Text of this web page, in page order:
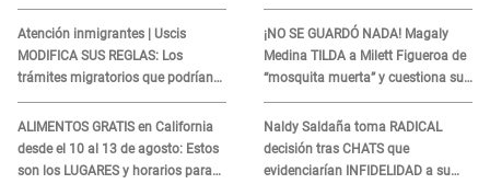
Gabriel Moisés: “Gracias”
Atención inmigrantes | Uscis
MODIFICA SUS REGLAS: Los
trámites migratorios que podrían
necesitar tu prueba de ADN
ALIMENTOS GRATIS en California
desde el 10 al 13 de agosto: Estos
son los LUGARES y horarios para
la ECHA en VIVO
¡NO SE GUARDÓ NADA! Magaly
Medina TILDA a Milett Figueroa de
“mosquita muerta” y cuestiona su
RECONCILIACIÓN con Marcelo
Tinelli en TV argentina
Naldy Saldaña toma RADICAL
decisión tras CHATS que
evidenciarían INFIDELIDAD a su